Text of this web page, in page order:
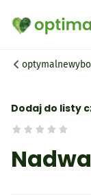
Dodaj do listy